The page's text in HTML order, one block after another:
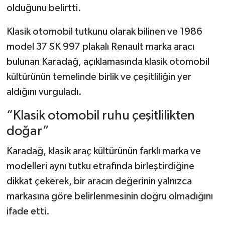
olduğunu belirtti.
Klasik otomobil tutkunu olarak bilinen ve 1986
model 37 SK 997 plakalı Renault marka aracı
bulunan Karadağ, açıklamasında klasik otomobil
kültürünün temelinde birlik ve çeşitliliğin yer
aldığını vurguladı.
“Klasik otomobil ruhu çeşitlilikten
doğar”
Karadağ, klasik araç kültürünün farklı marka ve
modelleri aynı tutku etrafında birleştirdiğine
dikkat çekerek, bir aracın değerinin yalnızca
markasına göre belirlenmesinin doğru olmadığını
ifade etti.
Taşköprü Haberleri
Tosya Haberleri
Karadeniz Haberleri
Teknoloji Haberleri
Dünya Haberleri